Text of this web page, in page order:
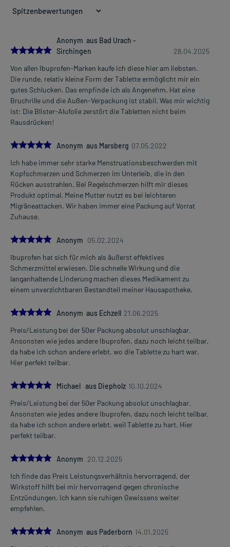
Dosierung und Anwendungshinweise:
Kinder von 6-9 Jahren
1-3 mal täglich
Kinder von 10-11 Jahren
(mit 30-39 kg Körpergewicht)
1/2 Tablette
1-4 mal täglich
im Abstand von 6 Stunden, zu der Mahlzeit
Jugendliche ab 12 Jahren und Erwachsene
1-4 mal täglich
im Abstand von 6 Stunden, zu der Mahlzeit
oder Apotheker überschritten werden.
Art der Anwendung?
Nehmen Sie das Arzneimittel unzerkaut mit Flüssigkeit (z.B. 1 Glas
Wasser) ein.
Ohne ärztlichen Rat sollten Erwachsene das Arzneimittel nicht
länger als 3 Tage bei Fieber bzw. für mehr als 4 Tage bei Schmerzen
anwenden. Kinder und Jugendliche sollten das Arzneimittel ohne
ärztlichen Rat nicht länger als 3 Tage anwenden. Wenn sich die
Symptome verschlimmern, sollte generell ärztlicher Rat eingeholt
werden.
Überdosierung?
Kopfschmerzen, Schwindel, Bauchschmerzen, Übelkeit,
Erbrechen, Blutdruckabfall, Benommenheit sowie zu
Atemstörungen kommen. Setzen Sie sich bei dem Verdacht auf
eine Überdosierung umgehend mit einem Arzt in Verbindung.
Einnahme vergessen?
Zeitpunkt ganz normal (also nicht mit der doppelten Menge) fort.
Generell gilt: Achten Sie vor allem bei Säuglingen, Kleinkindern und
älteren Menschen auf eine gewissenhafte Dosierung. Im
Auswirkungen oder Vorsichtsmaßnahmen.
Mehr anzeigen
5.0
Anonym aus Bad Urach -
Sirchingen
28.04.2025
Von allen Ibuprofen-Marken kaufe ich diese hier am liebsten.
Die runde, relativ kleine Form der Tablette ermöglicht mir ein
gutes Schlucken. Das empfinde ich als Angenehm. Hat eine
Bruchrille und die Außen-Verpackung ist stabil. Was mir wichtig
ist: Die Blister-Alufolie zerstört die Tabletten nicht beim
Rausdrücken!
5.0Anonym aus Marsberg 07.05.2022
Ich habe immer sehr starke Menstruationsbeschwerden mit
Kopfschmerzen und Schmerzen im Unterleib, die in den
Rücken ausstrahlen. Bei Regelschmerzen hilft mir dieses
Produkt optimal. Meine Mutter nutzt es bei leichteren
Migräneattacken. Wir haben immer eine Packung auf Vorrat
Zuhause.
5.0Anonym 05.02.2024
Ibuprofen hat sich für mich als äußerst effektives
Schmerzmittel erwiesen. Die schnelle Wirkung und die
langanhaltende Linderung machen dieses Medikament zu
einem unverzichtbaren Bestandteil meiner Hausapotheke.
5.0Anonym aus Echzell 21.06.2025
Preis/Leistung bei der 50er Packung absolut unschlagbar.
Ansonsten wie jedes andere Ibuprofen, dazu noch leicht teilbar,
da habe ich schon andere erlebt, wo die Tablette zu hart war.
Hier perfekt teilbar.
5.0
Michael aus Diepholz 10.10.2024
Preis/Leistung bei der 50er Packung absolut unschlagbar.
Ansonsten wie jedes andere Ibuprofen, dazu noch leicht teilbar,
da habe ich schon andere erlebt, weil Tablette zu hart. Hier
perfekt teilbar.
5.0Anonym 20.12.2025
Ich finde das Preis Leistungsverhältnis hervorragend, der
Wirkstoff hilft bei mir hervorragend gegen chronische
Entzündungen. Ich kann sie ruhigen Gewissens weiter
empfehlen.
5.0Anonym aus Paderborn 14.01.2025